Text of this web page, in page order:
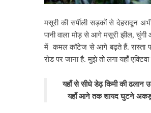
मसूरी की सर्पीली सड़कों से देहरादून
पानी वाला मोड़ से आगे मसूरी झील,
मेंकमल कॉटेज से आगे बढ़ते हैं. रास्ता
रोड पर जाना है. मुझे तो लगा यहाँ
यहाँ से सीधे डेढ़ किमी कीढलान
यहाँ आने तक शायद घुटने अकड़